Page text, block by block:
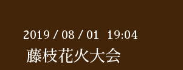
2019 / 08 / 01 19:04
藤枝花火大会